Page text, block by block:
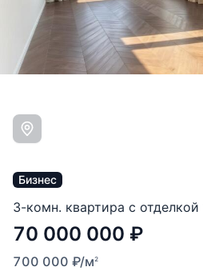
Бизнес
3-комн. квартира с
70 000 000 ₽
700 000 ₽/м2